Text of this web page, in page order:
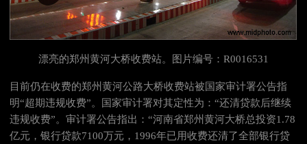
漂亮的郑州黄河大桥收费站。图片编号：R0016531
目前仍在收费的郑州黄河公路大桥收费站被国家审计署公告指
明“超期违规收费”。国家审计署对其定性为：“还清贷款后继续
违规收费”。审计署公告指出：“河南省郑州黄河大桥总投资1.78
亿元，银行贷款7100万元，1996年已用收费还清了全部银行贷